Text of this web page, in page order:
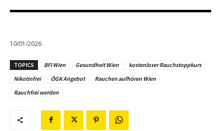
10/01/2026
TOPICS BFI Wien Gesundheit Wien
kostenloser Rauchstoppkurs
Nikotinfrei
ÖGK Angebot
Rauchen aufhören Wien
Rauchfrei werden